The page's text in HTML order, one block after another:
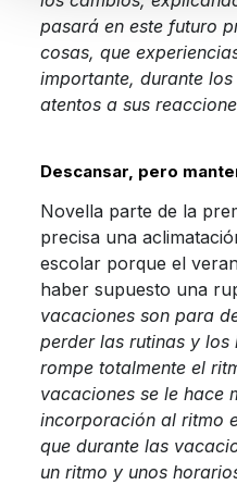
pasará en este futuro
cosas, que
importante, durante
atentos a sus
Descansar, pero
Novella parte de la
precisa una
escolar porque el
haber supuesto una
vacaciones son para
perder las rutinas y los
rompe totalmente el
vacaciones se le hace
incorporación al ritmo
que durante las
un ritmo y unos